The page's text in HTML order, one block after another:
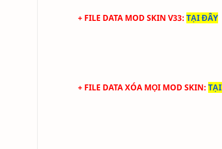
+ FILE DATA MOD SKIN V33: TẠI ĐÂY
+ FILE DATA XÓA MỌI MOD SKIN: